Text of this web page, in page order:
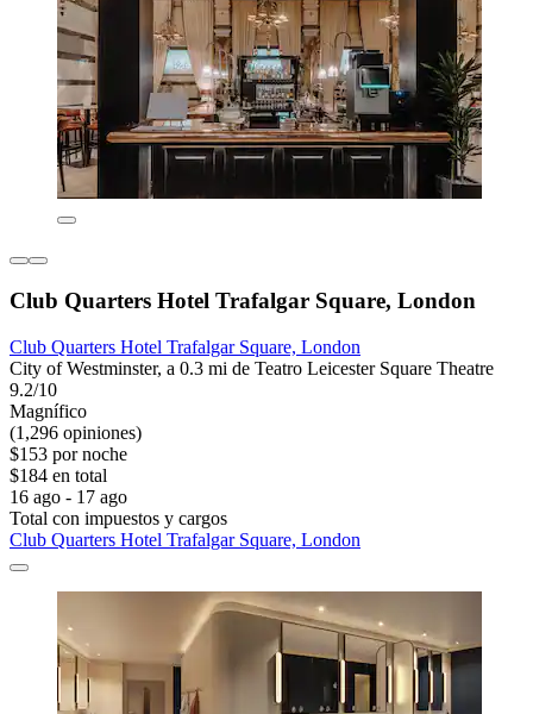
Club Quarters Hotel Trafalgar Square, London
Club Quarters Hotel Trafalgar Square, London
City of Westminster, a 0.3 mi de Teatro Leicester Square Theatre
9.2/10
Magnífico
(1,296 opiniones)
$153 por noche
$184 en total
16 ago - 17 ago
Total con impuestos y cargos
Club Quarters Hotel Trafalgar Square, London